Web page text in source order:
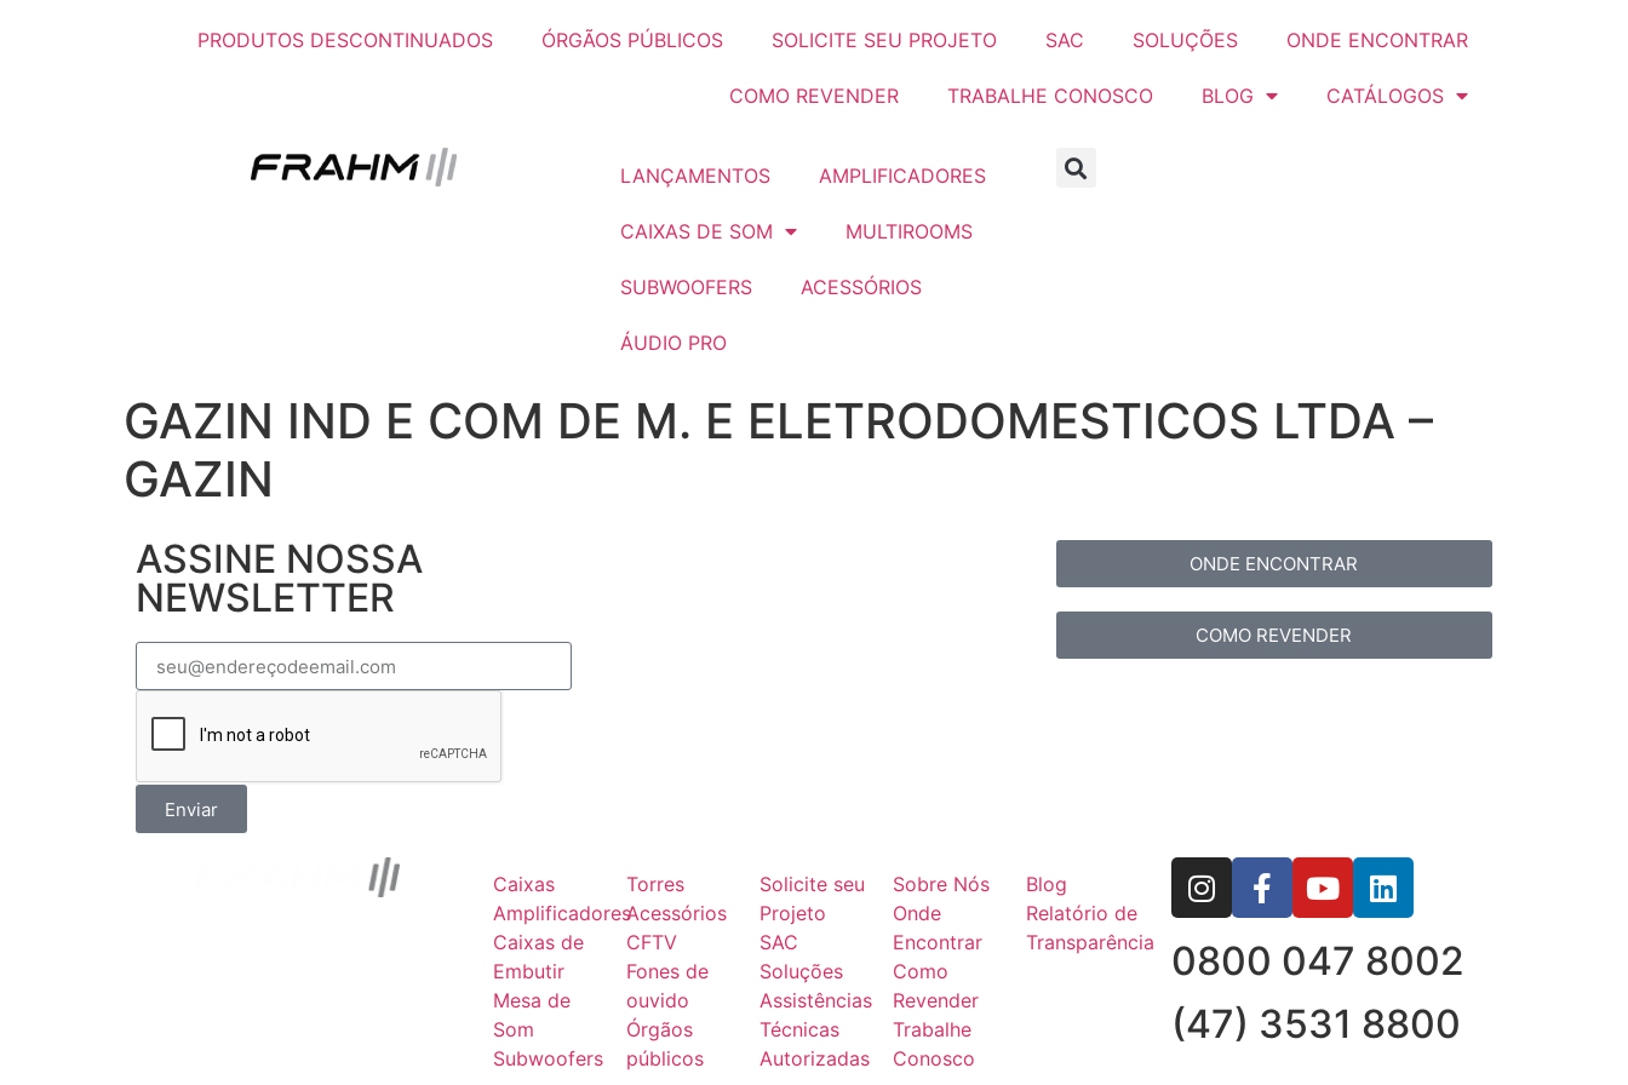
PRODUTOS DESCONTINUADOS ÓRGÃOS PÚBLICOS SOLICITE SEU PROJETO SAC SOLUÇÕES ONDE ENCONTRAR
COMO REVENDER TRABALHE CONOSCO BLOG CATÁLOGOS
LANÇAMENTOS AMPLIFICADORES
CAIXAS DE SOM MULTIROOMS
SUBWOOFERS ACESSÓRIOS
ÁUDIO PRO
GAZIN IND E COM DE M. E ELETRODOMESTICOS LTDA –
GAZIN
ASSINE NOSSA
NEWSLETTER
Enviar
ONDE ENCONTRAR
COMO REVENDER
Caixas
Amplificadores
Caixas de
Embutir
Mesa de
Som
Subwoofers
Torres
Acessórios
CFTV
Fones de
ouvido
Órgãos
públicos
Solicite seu
Projeto
SAC
Soluções
Assistências
Técnicas
Autorizadas
Sobre Nós
Onde
Encontrar
Como
Revender
Trabalhe
Conosco
Blog
Relatório de
Transparência
0800 047 8002
(47) 3531 8800